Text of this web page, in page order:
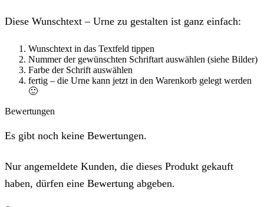
Diese Wunschtext – Urne zu gestalten ist ganz einfach:
Wunschtext in das Textfeld tippen
Nummer der gewünschten Schriftart auswählen (siehe Bilder)
Farbe der Schrift auswählen
fertig – die Urne kann jetzt in den Warenkorb gelegt werden
🙂
Bewertungen
Es gibt noch keine Bewertungen.
Nur angemeldete Kunden, die dieses Produkt gekauft
haben, dürfen eine Bewertung abgeben.